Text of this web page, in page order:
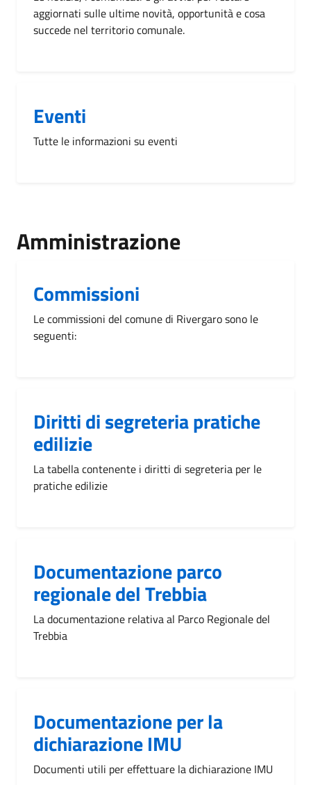
aggiornati sulle ultime novità, opportunità e cosa
succede nel territorio comunale.
Eventi
Tutte le informazioni su eventi
Amministrazione
Commissioni
Le commissioni del comune di Rivergaro sono le
seguenti:
Diritti di segreteria pratiche
edilizie
La tabella contenente i diritti di segreteria per le
pratiche edilizie
Documentazione parco
regionale del Trebbia
La documentazione relativa al Parco Regionale del
Trebbia
Documentazione per la
dichiarazione IMU
Documenti utili per effettuare la dichiarazione IMU